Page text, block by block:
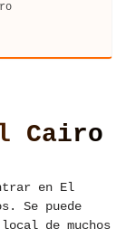
Cairo
en El
Se puede
de muchos